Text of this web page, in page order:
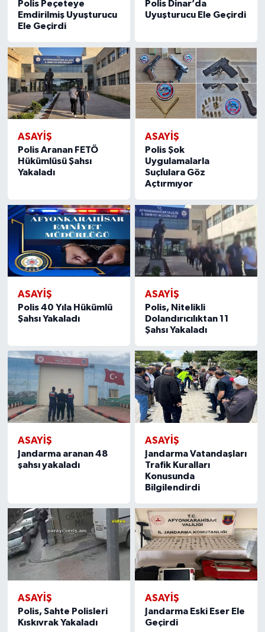
Polis Peçeteye
Emdirilmiş Uyuşturucu
Ele Geçirdi
Polis Dinar’da
Uyuşturucu Ele Geçirdi
ASAYIŞ
Polis Aranan FETÖ
Hükümlüsü Şahsı
Yakaladı
ASAYIŞ
Polis Şok
Uygulamalarla
Suçlulara Göz
Açtırmıyor
ASAYIŞ
Polis 40 Yıla Hükümlü
Şahsı Yakaladı
ASAYIŞ
Polis, Nitelikli
Dolandırıcılıktan 11
Şahsı Yakaladı
ASAYIŞ
Jandarma aranan 48
şahsı yakaladı
ASAYIŞ
Jandarma Vatandaşları
Trafik Kuralları
Konusunda
Bilgilendirdi
ASAYIŞ
Polis, Sahte Polisleri
Kıskıvrak Yakaladı
ASAYIŞ
Jandarma Eski Eser Ele
Geçirdi